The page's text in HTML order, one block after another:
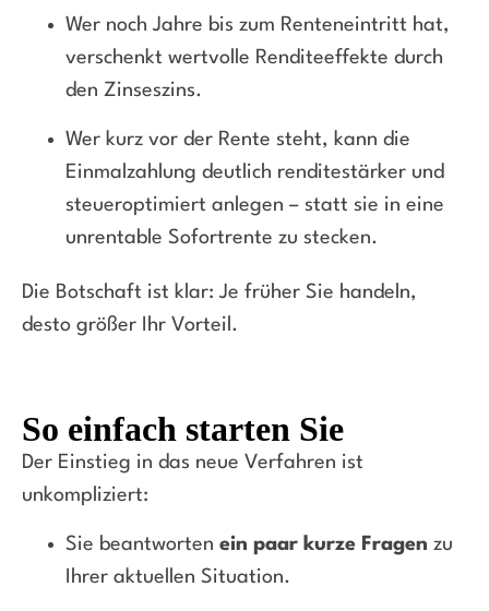
Wer noch Jahre bis zum Renteneintritt hat,
verschenkt wertvolle Renditeeffekte durch
den Zinseszins.
Wer kurz vor der Rente steht, kann die
Einmalzahlung deutlich renditestärker und
steueroptimiert anlegen – statt sie in eine
unrentable Sofortrente zu stecken.
Die Botschaft ist klar: Je früher Sie handeln,
desto größer Ihr Vorteil.
So einfach starten Sie
Der Einstieg in das neue Verfahren ist
unkompliziert:
Sie beantworten ein paar kurze Fragen zu
Ihrer aktuellen Situation.